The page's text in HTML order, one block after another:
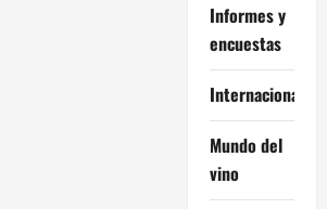
Informes y
encuestas
Internacional
Mundo del
vino